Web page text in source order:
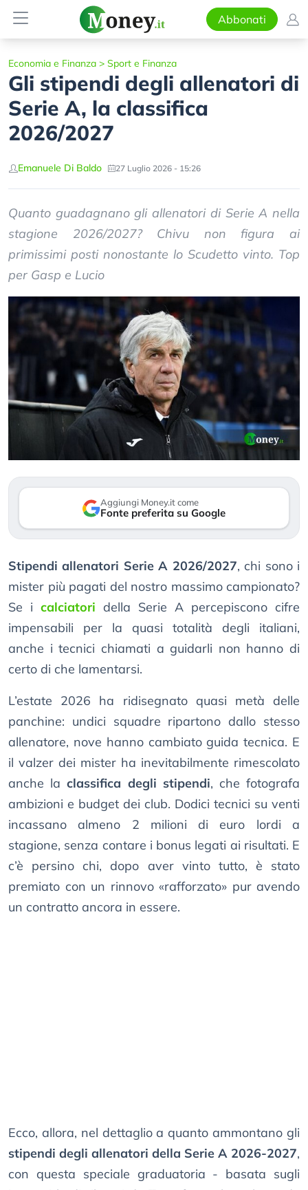
Abbonati
Economia e Finanza > Sport e Finanza
Gli stipendi degli allenatori di
Serie A, la classifica
2026/2027
Emanuele Di Baldo 27 Luglio 2026 - 15:26
Quanto guadagnano gli allenatori di Serie A nella
stagione 2026/2027? Chivu non figura ai
primissimi posti nonostante lo Scudetto vinto. Top
per Gasp e Lucio
Aggiungi Money.it come
Fonte preferita su Google
Stipendi allenatori Serie A 2026/2027, chi sono i
mister più pagati del nostro massimo campionato?
Se i calciatori della Serie A percepiscono cifre
impensabili per la quasi totalità degli italiani,
anche i tecnici chiamati a guidarli non hanno di
certo di che lamentarsi.
L’estate 2026 ha ridisegnato quasi metà delle
panchine: undici squadre ripartono dallo stesso
allenatore, nove hanno cambiato guida tecnica. E
il valzer dei mister ha inevitabilmente rimescolato
anche laclassifica degli stipendi, che fotografa
ambizioni e budget dei club. Dodici tecnici su venti
incassano almeno 2 milioni di euro lordi a
stagione, senza contare i bonus legati ai risultati. E
c’è persino chi, dopo aver vinto tutto, è stato
premiato con un rinnovo «rafforzato» pur avendo
un contratto ancora in essere.
Ecco, allora, nel dettaglio a quanto ammontano gli
stipendi degli allenatori della Serie A 2026-2027,
con questa speciale graduatoria - basata sugli